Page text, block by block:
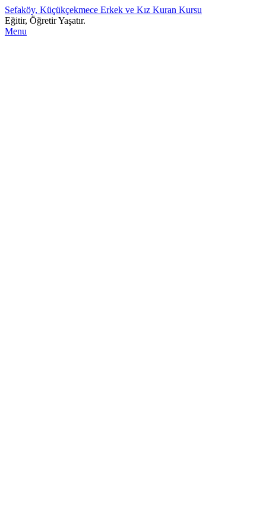
Sefaköy, Küçükçekmece Erkek ve Kız Kuran Kursu
Eğitir, Öğretir Yaşatır.
Menu